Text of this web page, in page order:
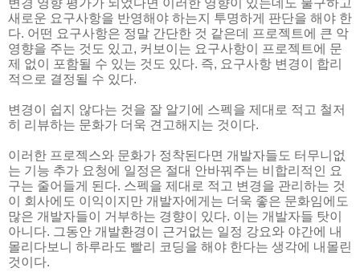
새로운 요구사항을 반영해야 하는지 투명하게 판단을 해야 한
다. 어떤 요구사항은 정말 간단한 것 같은데 프로젝트에 큰 악
영향을 주는 것도 있고, 커보이는 요구사항이 프로젝트에 문
제 없이 포함될 수 있는 것도 있다. 즉, 요구사항 변경이 합리
적으로 결정될 수 있다.
변경이 쉽지 않다는 것을 잘 알기에 스펙을 제대로 적고 철저
히 리뷰하는 문화가 더욱 견고해지는 것이다.
이러한 프로젝스와 문화가 정착된다면 개발자들도 터무니없
는 기능 추가 요청에 일정은 절대 안바꿔주는 비합리적인 요
구는 줄어들게 된다. 스펙을 제대로 적고 변경을 관리하는 것
이 회사에도 이익이지만 개발자에게는 더욱 좋은 문화임에도
많은 개발자들이 거부하는 경향이 있다. 이는 개발자들 탓이
아니다. 그동안 개발환경이 근거없는 일정 강요와 야간에 내
몰리다보니 하루라도 빨리 코딩을 해야 한다는 생각에 내몰린
것이다.